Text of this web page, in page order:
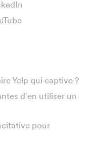
Yelp qui captive ?
d'en utiliser un
pour